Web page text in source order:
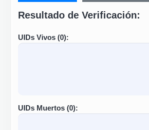
Resultado de Verificación:
UIDs Vivos (0):
UIDs Muertos (0):